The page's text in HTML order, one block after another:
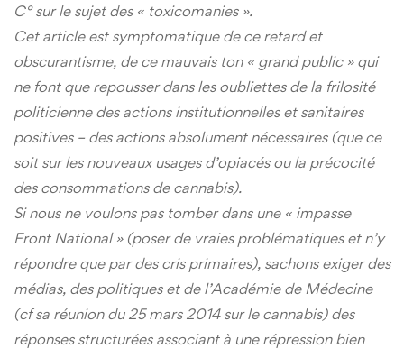
C° sur le sujet des « toxicomanies ».
Cet article est symptomatique de ce retard et
obscurantisme, de ce mauvais ton « grand public » qui
ne font que repousser dans les oubliettes de la frilosité
politicienne des actions institutionnelles et sanitaires
positives – des actions absolument nécessaires (que ce
soit sur les nouveaux usages d’opiacés ou la précocité
des consommations de cannabis).
Si nous ne voulons pas tomber dans une « impasse
Front National » (poser de vraies problématiques et n’y
répondre que par des cris primaires), sachons exiger des
médias, des politiques et de l’Académie de Médecine
(cf sa réunion du 25 mars 2014 sur le cannabis) des
réponses structurées associant à une répression bien